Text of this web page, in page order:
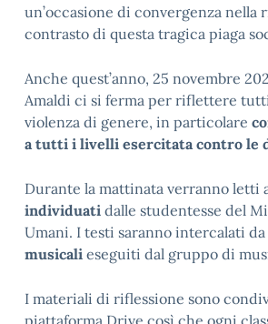
un’occasione di convergenza nella
contrasto di questa tragica piaga
Anche quest’anno, 25 novembre
Amaldi ci si ferma per riflettere
violenza di genere, in particolare
a tutti i livelli esercitata contro le
Durante la mattinata verranno letti
individuati dalle studentesse del
Umani. I testi saranno intercalati da
musicali eseguiti dal gruppo di
I materiali di riflessione sono
piattaforma Drive così che ogni